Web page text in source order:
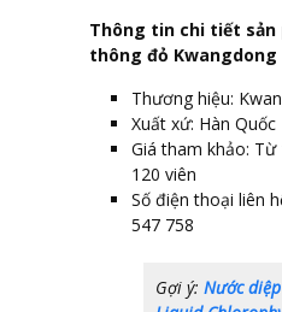
Thông tin chi tiết sản
thông đỏ Kwangdong
Thương hiệu:
Xuất xứ: Hàn Quốc
Giá tham khảo: Từ
120 viên
Số điện thoại liên
547 758
Gợi ý: Nước